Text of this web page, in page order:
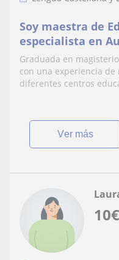
Soy maestra de
especialista en
Graduada en
con una experiencia de
diferentes centros
ver más
10€